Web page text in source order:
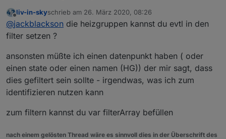
Es ist alles gut, nur die Heizgruppen (die letzten
4 mit HG) sollten aus meiner Sicht nicht drinnen
sein, da alle Komponenten schon oben dabei
Komponente rot ist - da bin ich noch am
Forschen wieso, da ist irgendwo noch ein anders
Offline
liv-in-skyschrieb am 26. März 2020, 08:26
zuletzt editiert von
@jackblackson die heizgruppen kannst du evtl in den
filter setzen ?
ansonsten müßte ich einen datenpunkt haben ( oder
einen state oder einen namen (HG)) der mir sagt, dass
dies gefiltert sein sollte - irgendwas, was ich zum
identifizieren nutzen kann
zum filtern kannst du var filterArray befüllen
nach einem gelösten Thread wäre es sinnvoll dies in der Überschrift des